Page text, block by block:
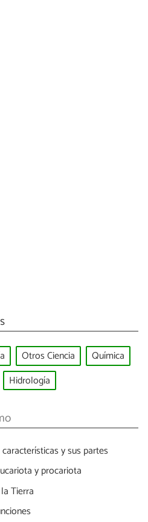
Otros Ciencia
Química
Hidrología
y sus partes
y procariota
Tierra